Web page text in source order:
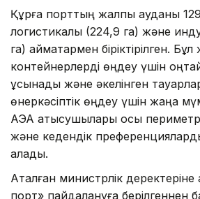
Құрғақ порттың жалпы ауданы
логистикалық (224,9 га) және
га) аймақтармен біріктірілген.
контейнерлерді өңдеу үшін
ұсынады және әкелінген
өнеркәсіптік өңдеу үшін жаңа
АЭА қатысушылары осы периметр
және кедендік
алады.
Аталған министрлік деректеріне
порт» пайдалануға берілгеннен